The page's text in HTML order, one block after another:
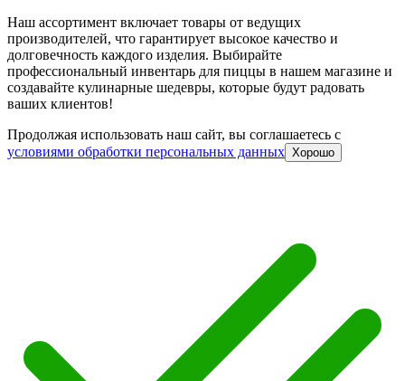
Наш ассортимент включает товары от ведущих
производителей, что гарантирует высокое качество и
долговечность каждого изделия. Выбирайте
профессиональный инвентарь для пиццы в нашем магазине и
создавайте кулинарные шедевры, которые будут радовать
ваших клиентов!
Продолжая использовать наш сайт, вы соглашаетесь c
условиями обработки персональных данных Хорошо